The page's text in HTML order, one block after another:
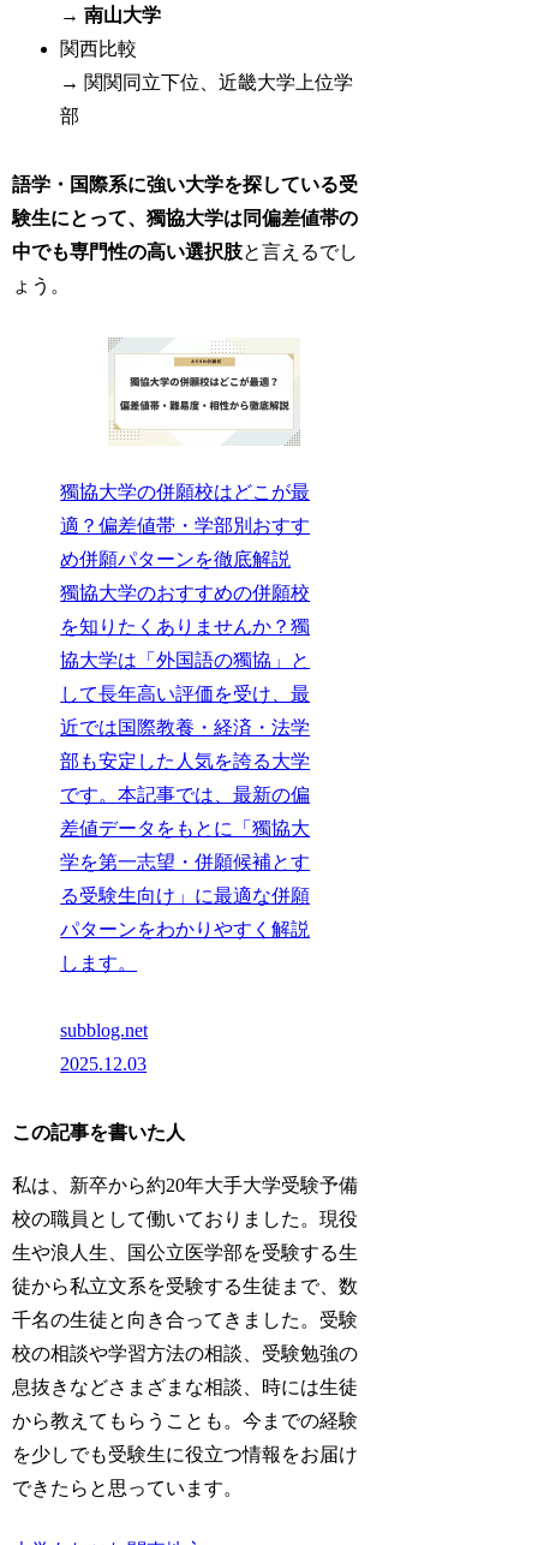
→南山大学
関西比較
→ 関関同立下位、近畿大学上位学
部
語学・国際系に強い大学を探している受
験生にとって、獨協大学は同偏差値帯の
中でも専門性の高い選択肢と言えるでし
ょう。
獨協大学の併願校はどこが最
適？偏差値帯・学部別おすす
め併願パターンを徹底解説
獨協大学のおすすめの併願校
を知りたくありませんか？獨
協大学は「外国語の獨協」と
して長年高い評価を受け、最
近では国際教養・経済・法学
部も安定した人気を誇る大学
です。本記事では、最新の偏
差値データをもとに「獨協大
学を第一志望・併願候補とす
る受験生向け」に最適な併願
パターンをわかりやすく解説
します。
subblog.net
2025.12.03
この記事を書いた人
私は、新卒から約20年大手大学受験予備
校の職員として働いておりました。現役
生や浪人生、国公立医学部を受験する生
徒から私立文系を受験する生徒まで、数
千名の生徒と向き合ってきました。受験
校の相談や学習方法の相談、受験勉強の
息抜きなどさまざまな相談、時には生徒
から教えてもらうことも。今までの経験
を少しでも受験生に役立つ情報をお届け
できたらと思っています。